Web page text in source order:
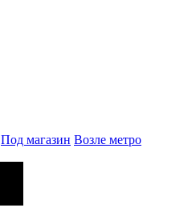
Под магазин Возле метро